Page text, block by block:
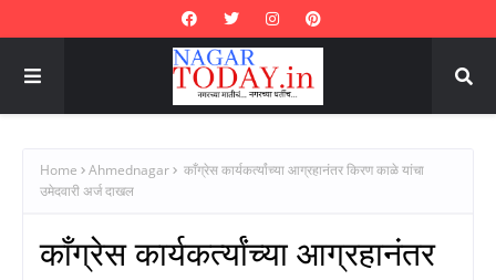
Home Ahmednagar
काँग्रेस कार्यकर्त्यांच्या आग्रहानंतर किरण काळे यांचा
उमेदवारी अर्ज दाखल
काँग्रेस कार्यकर्त्यांच्या आग्रहानंतर